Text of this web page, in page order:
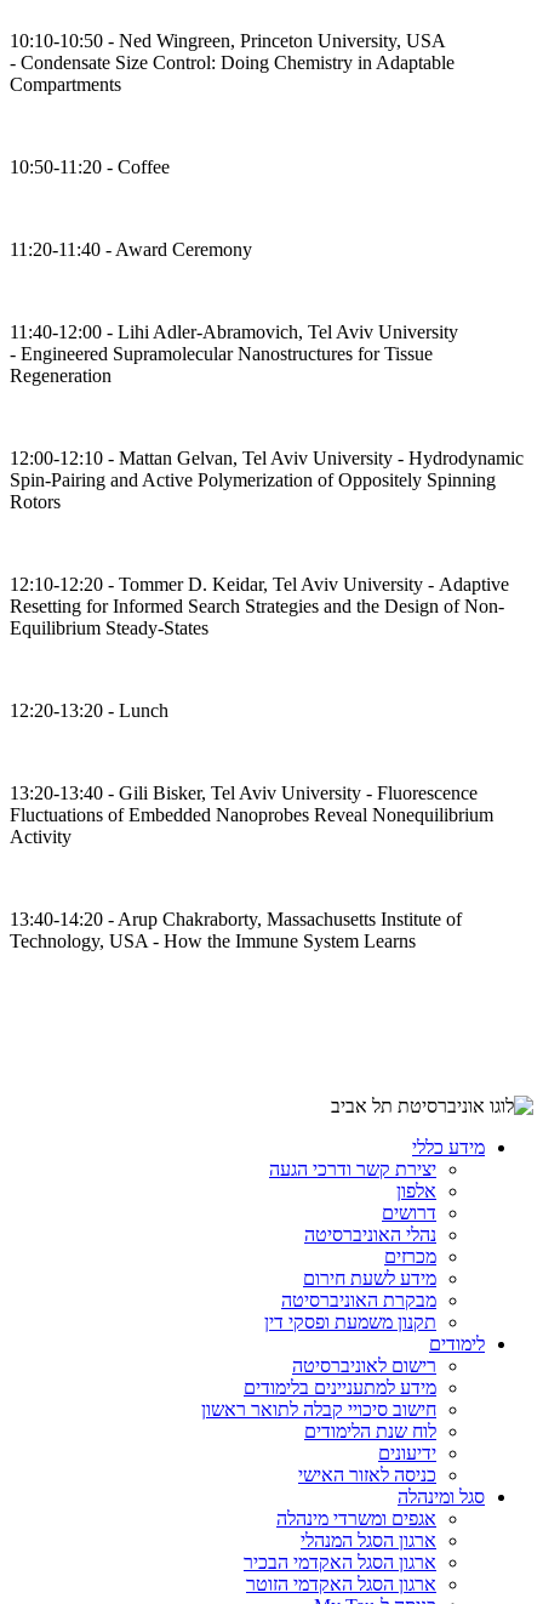
10:10-10:50 - Ned Wingreen, Princeton University, USA
- Condensate Size Control: Doing Chemistry in Adaptable
Compartments
10:50-11:20 - Coffee
11:20-11:40 - Award Ceremony
11:40-12:00 - Lihi Adler-Abramovich, Tel Aviv University
- Engineered Supramolecular Nanostructures for Tissue
Regeneration
12:00-12:10 - Mattan Gelvan, Tel Aviv University - Hydrodynamic
Spin-Pairing and Active Polymerization of Oppositely Spinning
Rotors
12:10-12:20 - Tommer D. Keidar, Tel Aviv University - Adaptive
Resetting for Informed Search Strategies and the Design of Non-
Equilibrium Steady-States
12:20-13:20 - Lunch
13:20-13:40 - Gili Bisker, Tel Aviv University - Fluorescence
Fluctuations of Embedded Nanoprobes Reveal Nonequilibrium
Activity
13:40-14:20 - Arup Chakraborty, Massachusetts Institute of
Technology, USA - How the Immune System Learns
מידע כללי
יצירת קשר ודרכי הגעה
אלפון
דרושים
נהלי האוניברסיטה
מכרזים
מידע לשעת חירום
מבקרת האוניברסיטה
תקנון משמעת ופסקי דין
לימודים
רישום לאוניברסיטה
מידע למתעניינים בלימודים
חישוב סיכויי קבלה לתואר ראשון
לוח שנת הלימודים
ידיעונים
כניסה לאזור האישי
סגל ומינהלה
אגפים ומשרדי מינהלה
ארגון הסגל המנהלי
ארגון הסגל האקדמי הבכיר
ארגון הסגל האקדמי הזוטר